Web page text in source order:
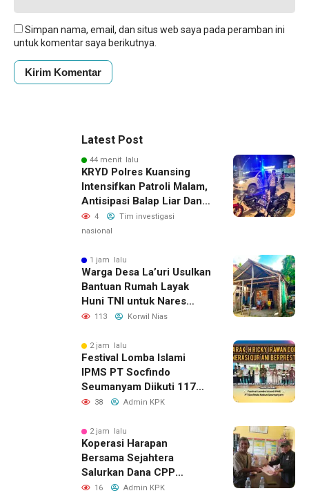
Simpan nama, email, dan situs web saya pada peramban ini
untuk komentar saya berikutnya.
Latest Post
44 menit lalu
KRYD Polres Kuansing
Intensifkan Patroli Malam,
Antisipasi Balap Liar Dan
Gangguan Kamtibmas
4
Tim investigasi
nasional
1 jam lalu
Warga Desa La’uri Usulkan
Bantuan Rumah Layak
Huni TNI untuk Nares
Zandroto
113 Korwil Nias
2 jam lalu
Festival Lomba Islami
IPMS PT Socfindo
Seumanyam Diikuti 117
Pelajar, H. Ricky Dorong
Berprestasi
38 Admin KPK
2 jam lalu
Koperasi Harapan
Bersama Sejahtera
Salurkan Dana CPP
kepada 143 Calon Petani
16 Admin KPK